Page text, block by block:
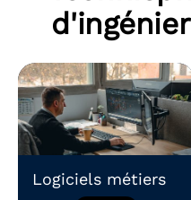
Logiciels métiers